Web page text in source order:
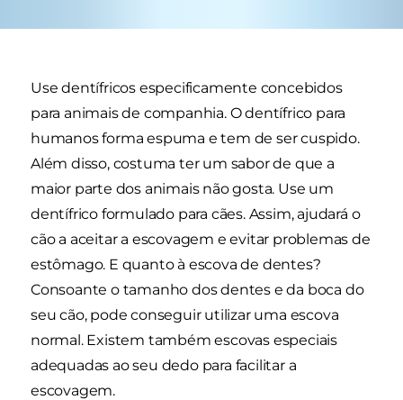
Use dentífricos especificamente concebidos
para animais de companhia. O dentífrico para
humanos forma espuma e tem de ser cuspido.
Além disso, costuma ter um sabor de que a
maior parte dos animais não gosta. Use um
dentífrico formulado para cães. Assim, ajudará o
cão a aceitar a escovagem e evitar problemas de
estômago. E quanto à escova de dentes?
Consoante o tamanho dos dentes e da boca do
seu cão, pode conseguir utilizar uma escova
normal. Existem também escovas especiais
adequadas ao seu dedo para facilitar a
escovagem.